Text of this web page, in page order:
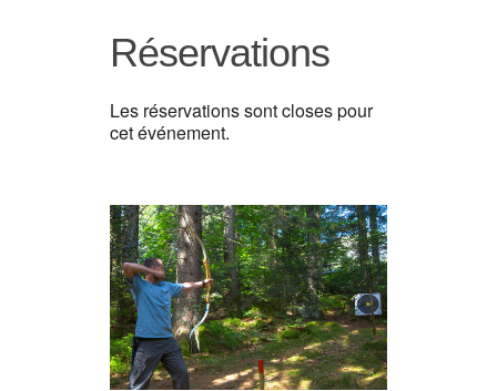
Réservations
Les réservations sont closes pour
cet événement.